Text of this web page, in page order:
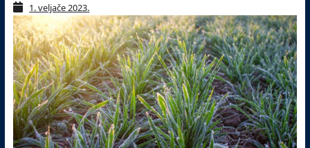
1. veljače 2023.